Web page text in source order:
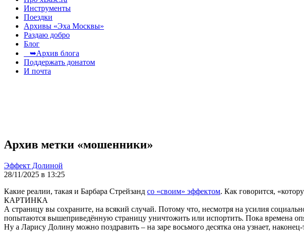
Инструменты
Поездки
Архивы «Эха Москвы»
Раздаю добро
Блог
➥Архив блога
Поддержать донатом
И почта
Архив метки «мошенники»
Эффект Долиной
28/11/2025 в 13:25
Какие реалии, такая и Барбара Стрейзанд со «своим» эффектом. Как говорится,
КАРТИНКА
А страницу вы сохраните, на всякий случай. Потому что, несмотря на усилия
попытаются вышеприведённую страницу уничтожить или испортить. Пока времена
Ну а Ларису Долину можно поздравить – на заре восьмого десятка она узнает,